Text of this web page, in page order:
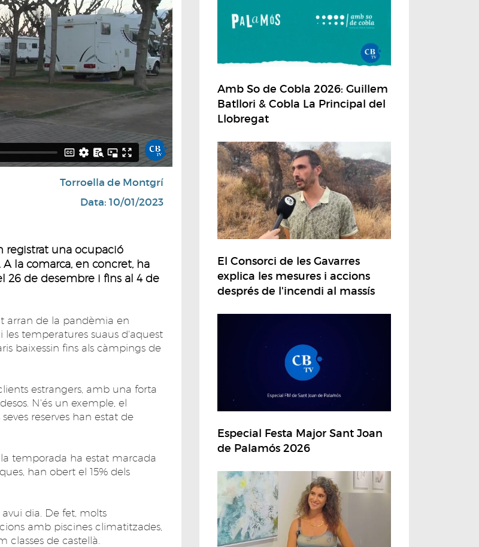
Torroella de Montgrí
Data: 10/01/2023
registrat una ocupació
la comarca, en concret, ha
26 de desembre i fins al 4 de
arran de la pandèmia en
les temperatures suaus d'aquest
baixessin fins als càmpings de
estrangers, amb una forta
N'és un exemple, el
reserves han estat de
temporada ha estat marcada
han obert el 15% dels
dia. De fet, molts
amb piscines climatitzades,
de castellà.
Amb So de Cobla 2026: Guillem
Batllori & Cobla La Principal del
Llobregat
El Consorci de les Gavarres
explica les mesures i accions
després de l'incendi al massís
Especial Festa Major Sant Joan
de Palamós 2026